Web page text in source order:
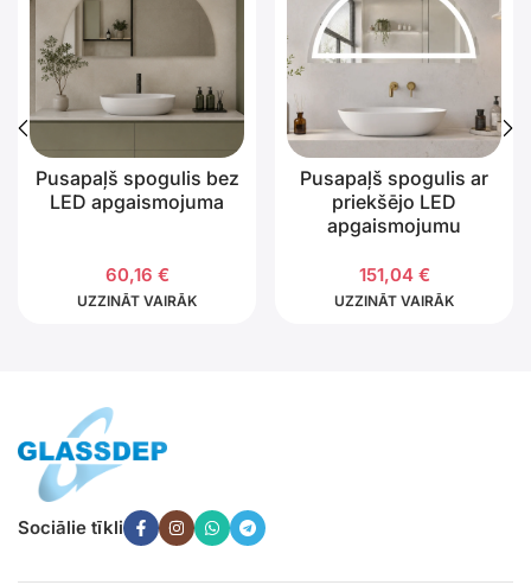
Pusapaļš spogulis bez
LED apgaismojuma
60,16 €
UZZINĀT VAIRĀK
Pusapaļš spogulis ar
priekšējo LED
apgaismojumu
151,04 €
UZZINĀT VAIRĀK
Sociālie tīkli